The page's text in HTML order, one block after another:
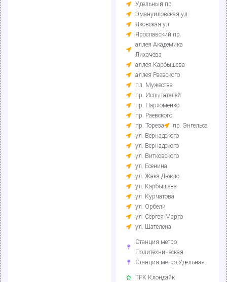
Удельный пр.
Эмануиловская ул.
Яковская ул.
Ярославский пр.
аллея Академика
Лихачёва
аллея Карбышева
аллея Раевского
пл. Мужества
пр. Испытателей
пр. Пархоменко
пр. Раевского
пр. Тореза
пр. Энгельса
ул. Вернадского
ул. Вернадского
ул. Витковского
ул. Есенина
ул. Жака Дюкло
ул. Карбышева
ул. Курчатова
ул. Орбели
ул. Сергея Марго
ул. Шателена
Станция метро
Политехническая
Станция метро Удельная
ТРК Клондайк